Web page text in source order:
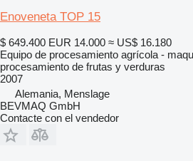
Enoveneta TOP 15
$ 649.400 EUR 14.000 ≈ US$ 16.180
Equipo de procesamiento agrícola -
procesamiento de frutas y verduras
2007
Alemania, Menslage
BEVMAQ GmbH
Contacte con el vendedor